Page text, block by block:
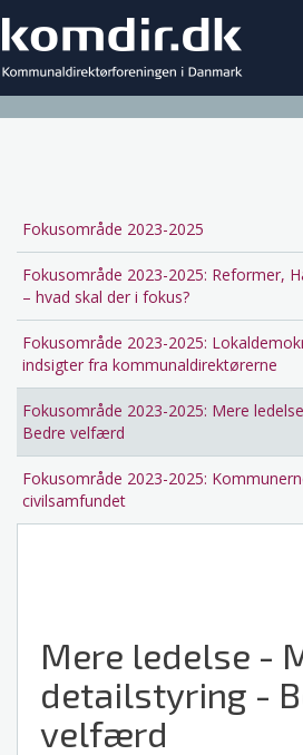
Main
navigation
Fokusområde 2023-2025
Fokusområde 2023-2025: Reformer,
– hvad skal der i fokus?
Fokusområde 2023-2025:
indsigter fra kommunaldirektørerne
Fokusområde 2023-2025: Mere
Bedre velfærd
Fokusområde 2023-2025:
civilsamfundet
Mere ledelse -
detailstyring -
velfærd